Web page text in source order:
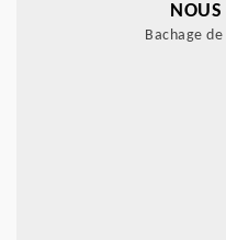
NOUS
Bachage